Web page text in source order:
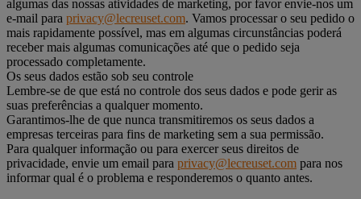
algumas das nossas atividades de marketing, por favor envie-nos um
e-mail para privacy@lecreuset.com. Vamos processar o seu pedido o
mais rapidamente possível, mas em algumas circunstâncias poderá
receber mais algumas comunicações até que o pedido seja
processado completamente.
Os seus dados estão sob seu controle
Lembre-se de que está no controle dos seus dados e pode gerir as
suas preferências a qualquer momento.
Garantimos-lhe de que nunca transmitiremos os seus dados a
empresas terceiras para fins de marketing sem a sua permissão.
Para qualquer informação ou para exercer seus direitos de
privacidade, envie um email para privacy@lecreuset.com para nos
informar qual é o problema e responderemos o quanto antes.